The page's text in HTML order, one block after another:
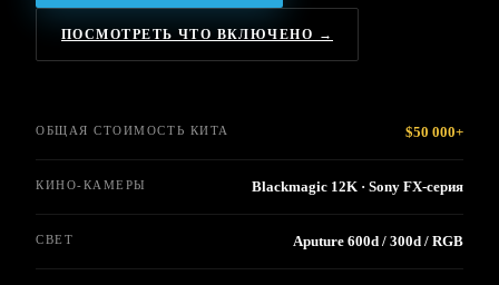
ПОСМОТРЕТЬ ЧТО ВКЛЮЧЕНО →
ОБЩАЯ СТОИМОСТЬ КИТА $50 000+
КИНО-КАМЕРЫ Blackmagic 12K · Sony FX-серия
СВЕТ Aputure 600d / 300d / RGB